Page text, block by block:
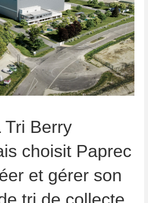
Tri Berry
choisit Paprec
et gérer son